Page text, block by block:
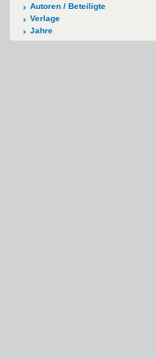
Autoren / Beteiligte
Verlage
Jahre